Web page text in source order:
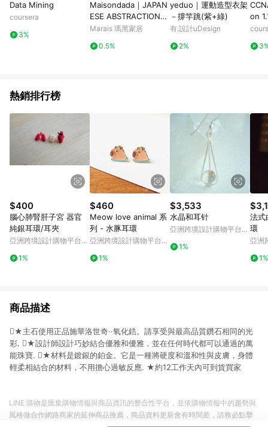
追訴之權利，活動詳情以樂天市場網站公告為準。
Data Mining
coursera
3%
Maisondada｜JAPAN
ESE ABSTRACTIONS
N1 地毯壁毯居家生活
Marais 瑪黑家居
0.5%
yeduo｜運動造型衣架
－撐竿跳(紫+綠)
有.設計uDesign
2%
on
熱銷排行榜
$400
腦心肺腎肝子宮 器官
純銀耳環/耳夾
亞洲跨境設計購物平台
1%
$460
Meow love animal 系
列 - 水豚耳環
亞洲跨境設計購物平台
1%
$3,533
水晶和耳针
亞洲跨境設計購物平台
1%
法式
環
亞洲
1%
商品描述
★主石使用正品施華洛世奇··氧化鋯。請享受與最高品質鑽石相同的光
彩. ★設計師設計巧妙結合優雅和優雅，並在任何時代都可以通過的萬
能珠寶. ★材料是鍍銀的鉑金。它是一種將硬度和溫和性與皮膚，身體
輕柔相結合的材料，不用擔心過敏反應. ★約12工作天內可到貨買家
LINE 購物是匯集購物情報與商品資訊的整合性平台，並依購物情報中的趨勢與
風格做合作網路商家的延伸商品推薦，商品資料更新會有時間差，請務必點擊